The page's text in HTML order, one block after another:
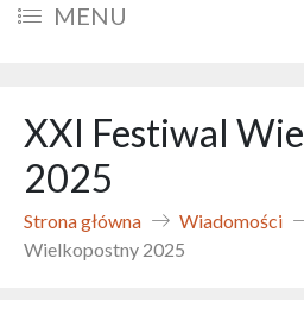
MENU
XXI Festiwal
2025
Strona główna Wiadomości
Wielkopostny 2025